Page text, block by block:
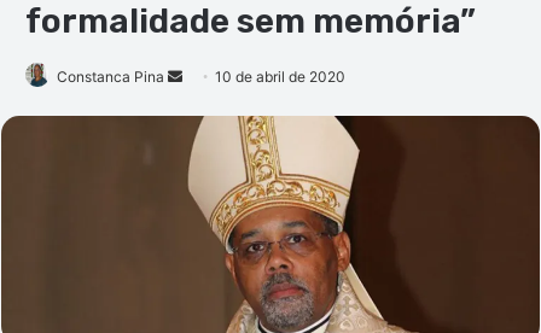
formalidade sem memória”
Constanca Pina
Mande
e-
mail
10 de abril de 2020